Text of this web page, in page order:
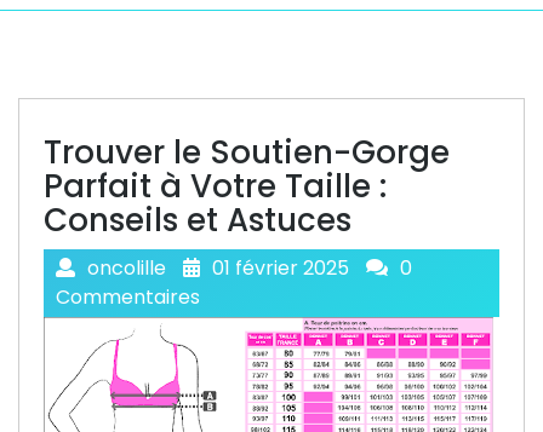
Trouver le Soutien-Gorge
Parfait à Votre Taille :
Conseils et Astuces
oncolille 01 février 2025
0
Commentaires